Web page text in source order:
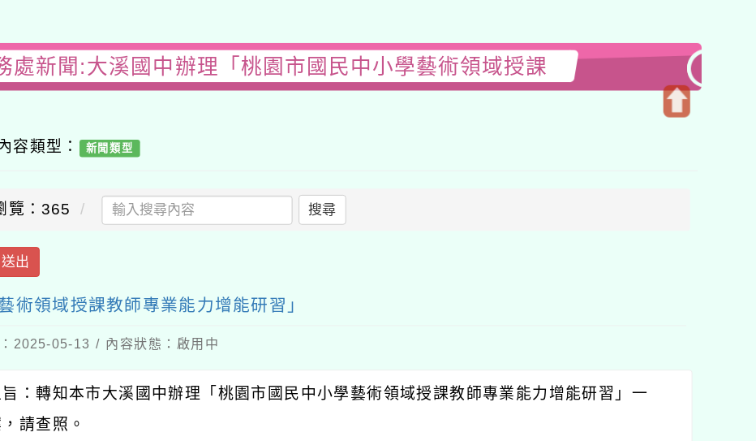
處新聞:大溪國中辦理「桃園市國民中小學藝術領域授課
容類型： 新聞類型
覽：365 搜尋
送出
術領域授課教師專業能力增能研習」
2025-05-13 / 內容狀態：啟用中
旨：轉知本市大溪國中辦理「桃園市國民中小學藝術領域授課教師專業能力增能研習」一
請查照。